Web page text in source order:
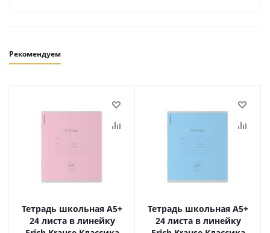
Рекомендуем
Тетрадь школьная А5+
24 листа в линейку
Тетрадь школьная А5+
24 листа в линейку